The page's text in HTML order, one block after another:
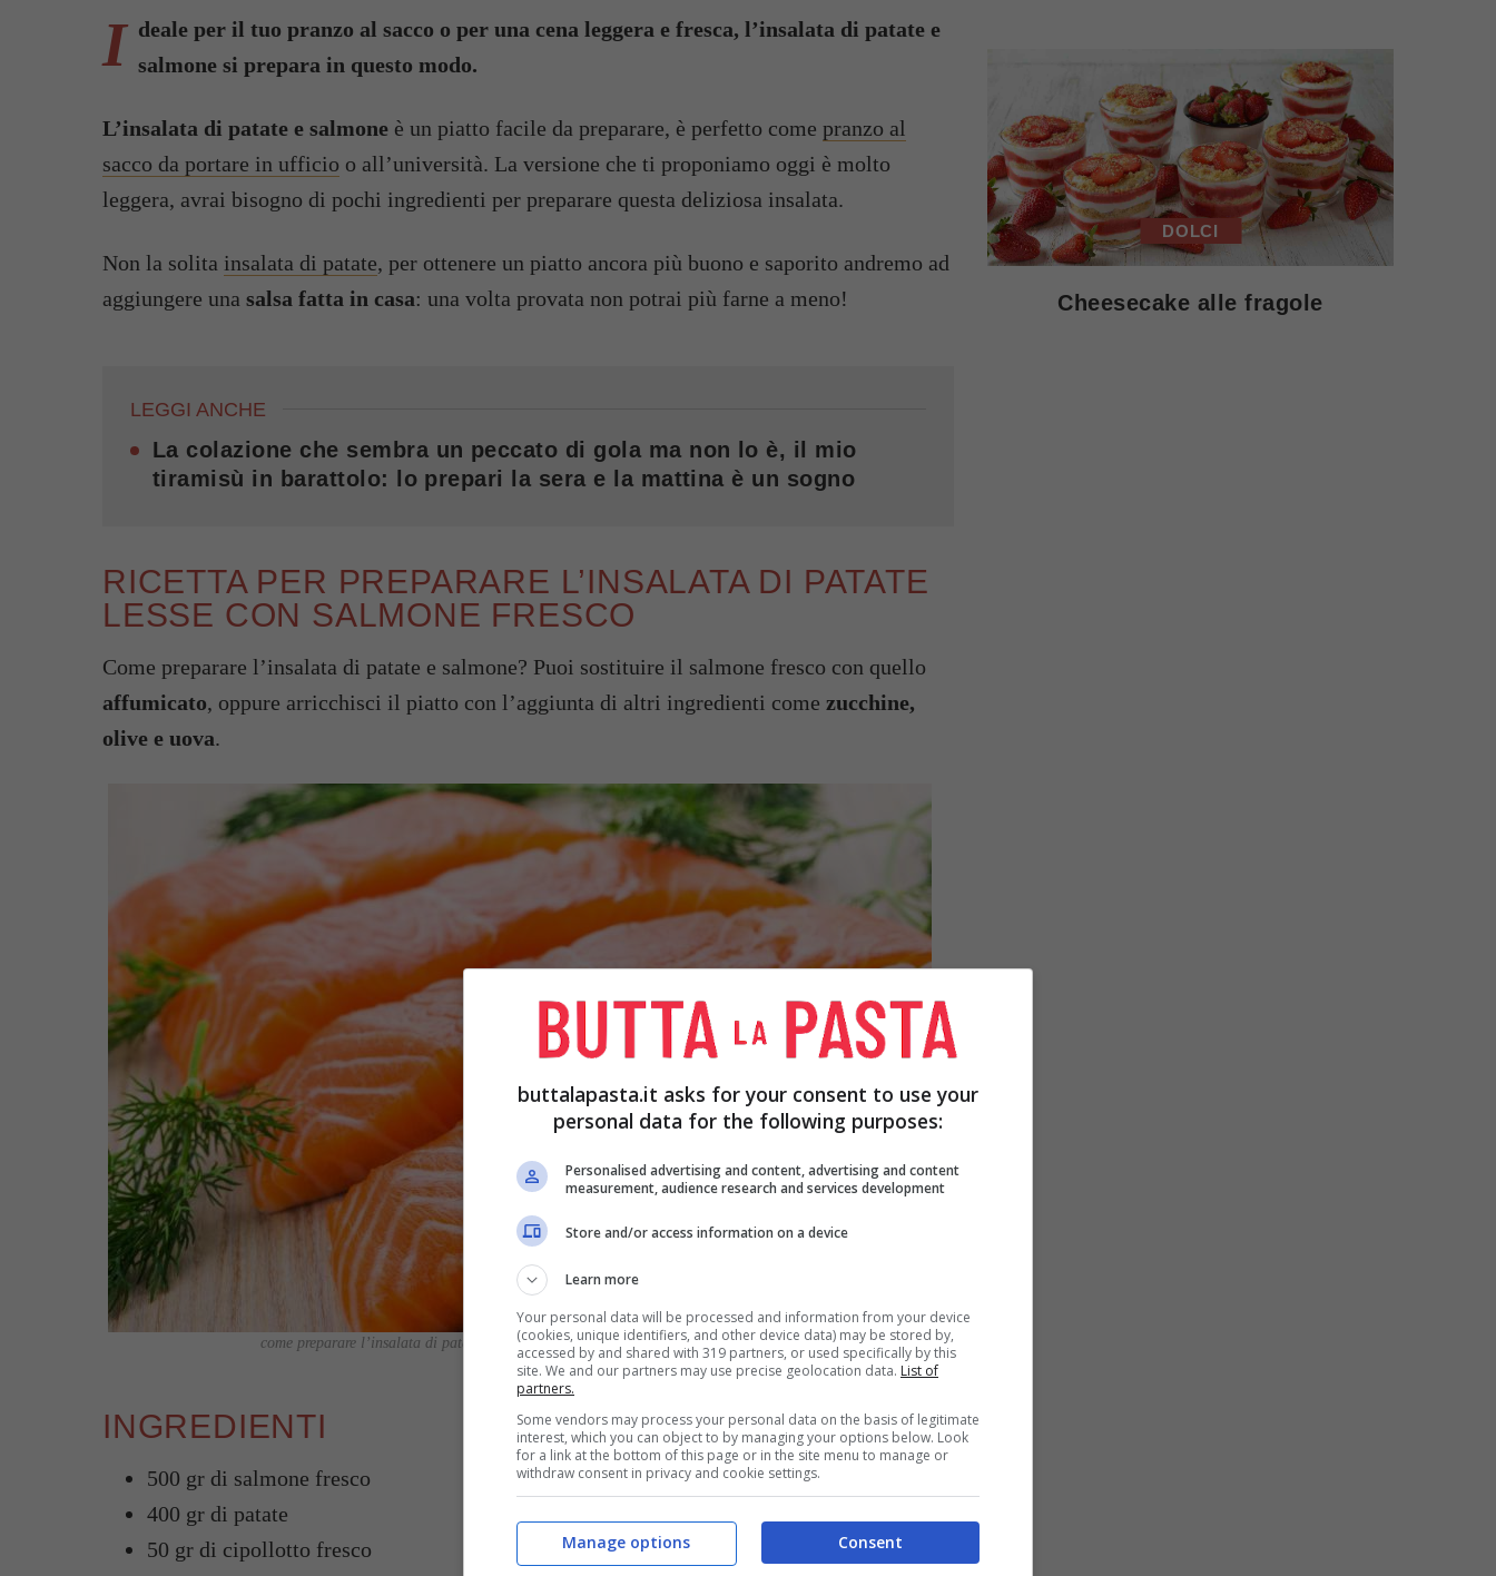
I deale per il tuo pranzo al sacco o per una cena leggera e fresca, l’insalata di patate e
salmone si prepara in questo modo.
L’insalata di patate e salmone è un piatto facile da preparare, è perfetto come pranzo al
sacco da portare in ufficio o all’università. La versione che ti proponiamo oggi è molto
leggera, avrai bisogno di pochi ingredienti per preparare questa deliziosa insalata.
Non la solita insalata di patate, per ottenere un piatto ancora più buono e saporito andremo ad
aggiungere una salsa fatta in casa: una volta provata non potrai più farne a meno!
LEGGI ANCHE
La colazione che sembra un peccato di gola ma non lo è, il mio
tiramisù in barattolo: lo prepari la sera e la mattina è un sogno
RICETTA PER PREPARARE L’INSALATA DI PATATE
LESSE CON SALMONE FRESCO
Come preparare l’insalata di patate e salmone? Puoi sostituire il salmone fresco con quello
affumicato, oppure arricchisci il piatto con l’aggiunta di altri ingredienti come zucchine,
olive e uova.
come preparare l’insalata di patate lesse e salmone fresco al vapore, ricetta facile e veloce – buttalapasta.it
INGREDIENTI
500 gr di salmone fresco
400 gr di patate
50 gr di cipollotto fresco
DOLCI
Cheesecake alle fragole
buttalapasta.it asks for your consent to use your
personal data for the following purposes:
Personalised advertising and content, advertising and content
measurement, audience research and services development
Store and/or access information on a device
Learn more
Your personal data will be processed and information from your device
(cookies, unique identifiers, and other device data) may be stored by,
accessed by and shared with 319 partners, or used specifically by this
site. We and our partners may use precise geolocation data. List of
partners.
Some vendors may process your personal data on the basis of legitimate
interest, which you can object to by managing your options below. Look
for a link at the bottom of this page or in the site menu to manage or
withdraw consent in privacy and cookie settings.
Consent
Manage options